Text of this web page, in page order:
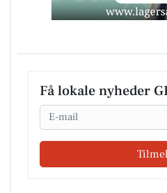
Få lokale nyheder
Email